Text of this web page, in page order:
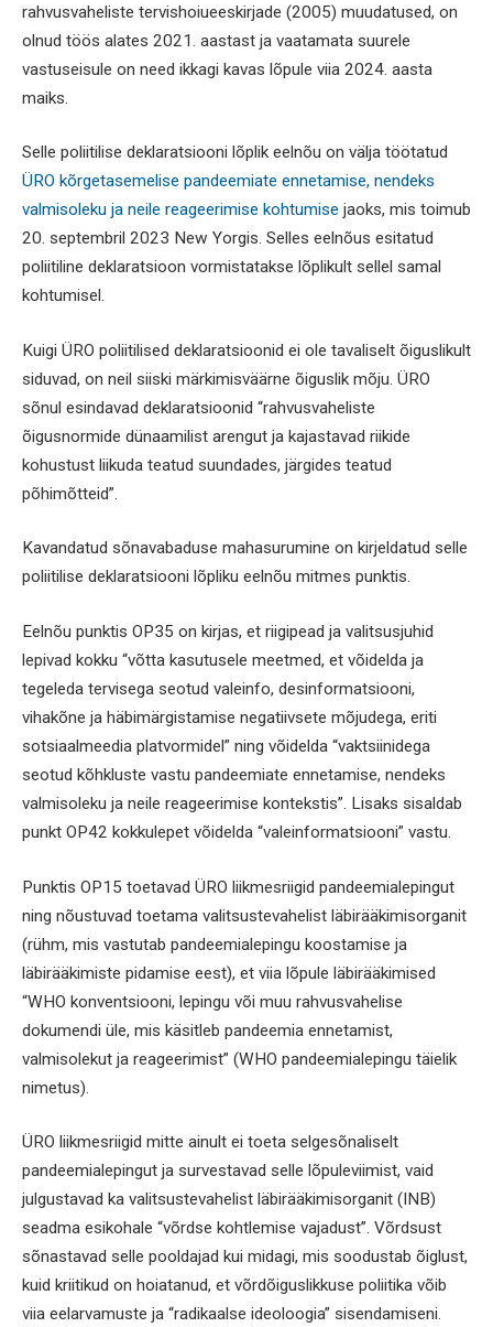
rahvusvaheliste tervishoiueeskirjade (2005) muudatused, on
olnud töös alates 2021. aastast ja vaatamata suurele
vastuseisule on need ikkagi kavas lõpule viia 2024. aasta
maiks.
Selle poliitilise deklaratsiooni lõplik eelnõu on välja töötatud
ÜRO kõrgetasemelise pandeemiate ennetamise, nendeks
valmisoleku ja neile reageerimise kohtumise jaoks, mis toimub
20. septembril 2023 New Yorgis. Selles eelnõus esitatud
poliitiline deklaratsioon vormistatakse lõplikult sellel samal
kohtumisel.
Kuigi ÜRO poliitilised deklaratsioonid ei ole tavaliselt õiguslikult
siduvad, on neil siiski märkimisväärne õiguslik mõju. ÜRO
sõnul esindavad deklaratsioonid “rahvusvaheliste
õigusnormide dünaamilist arengut ja kajastavad riikide
kohustust liikuda teatud suundades, järgides teatud
põhimõtteid”.
Kavandatud sõnavabaduse mahasurumine on kirjeldatud selle
poliitilise deklaratsiooni lõpliku eelnõu mitmes punktis.
Eelnõu punktis OP35 on kirjas, et riigipead ja valitsusjuhid
lepivad kokku “võtta kasutusele meetmed, et võidelda ja
tegeleda tervisega seotud valeinfo, desinformatsiooni,
vihakõne ja häbimärgistamise negatiivsete mõjudega, eriti
sotsiaalmeedia platvormidel” ning võidelda “vaktsiinidega
seotud kõhkluste vastu pandeemiate ennetamise, nendeks
valmisoleku ja neile reageerimise kontekstis”. Lisaks sisaldab
punkt OP42 kokkulepet võidelda “valeinformatsiooni” vastu.
Punktis OP15 toetavad ÜRO liikmesriigid pandeemialepingut
ning nõustuvad toetama valitsustevahelist läbirääkimisorganit
(rühm, mis vastutab pandeemialepingu koostamise ja
läbirääkimiste pidamise eest), et viia lõpule läbirääkimised
“WHO konventsiooni, lepingu või muu rahvusvahelise
dokumendi üle, mis käsitleb pandeemia ennetamist,
valmisolekut ja reageerimist” (WHO pandeemialepingu täielik
nimetus).
ÜRO liikmesriigid mitte ainult ei toeta selgesõnaliselt
pandeemialepingut ja survestavad selle lõpuleviimist, vaid
julgustavad ka valitsustevahelist läbirääkimisorganit (INB)
seadma esikohale “võrdse kohtlemise vajadust”. Võrdsust
sõnastavad selle pooldajad kui midagi, mis soodustab õiglust,
kuid kriitikud on hoiatanud, et võrdõiguslikkuse poliitika võib
viia eelarvamuste ja “radikaalse ideoloogia” sisendamiseni.